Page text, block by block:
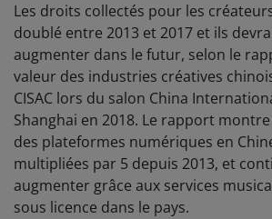
Les droits collectés pour les
doublé entre 2013 et 2017 et ils
augmenter dans le futur, selon le
valeur des industries créatives
CISAC lors du salon China
Shanghai en 2018. Le rapport
des plateformes numériques en
multipliées par 5 depuis 2013, et
augmenter grâce aux services
sous licence dans le pays.